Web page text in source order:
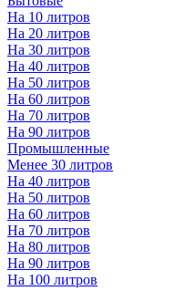
На 10 литров
На 20 литров
На 30 литров
На 40 литров
На 50 литров
На 60 литров
На 70 литров
На 90 литров
Промышленные
Менее 30 литров
На 40 литров
На 50 литров
На 60 литров
На 70 литров
На 80 литров
На 90 литров
На 100 литров